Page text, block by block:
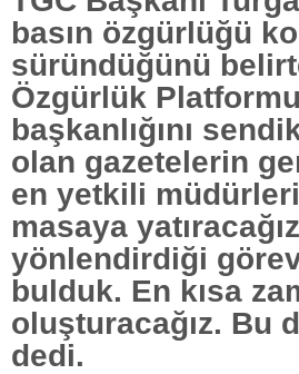
basın özgürlüğü
süründüğünü
Özgürlük
başkanlığını
olan gazetelerin
en yetkili
masaya
yönlendirdiği
bulduk. En kısa
oluşturacağız. Bu
dedi.